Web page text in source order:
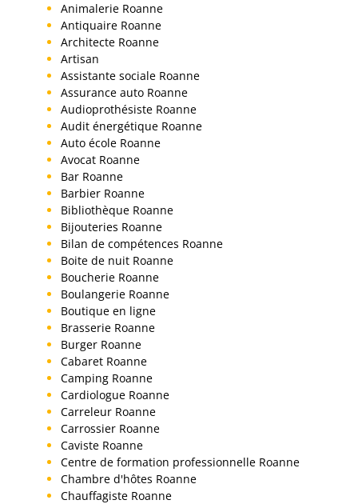
Animalerie Roanne
Antiquaire Roanne
Architecte Roanne
Artisan
Assistante sociale Roanne
Assurance auto Roanne
Audioprothésiste Roanne
Audit énergétique Roanne
Auto école Roanne
Avocat Roanne
Bar Roanne
Barbier Roanne
Bibliothèque Roanne
Bijouteries Roanne
Bilan de compétences Roanne
Boite de nuit Roanne
Boucherie Roanne
Boulangerie Roanne
Boutique en ligne
Brasserie Roanne
Burger Roanne
Cabaret Roanne
Camping Roanne
Cardiologue Roanne
Carreleur Roanne
Carrossier Roanne
Caviste Roanne
Centre de formation professionnelle Roanne
Chambre d'hôtes Roanne
Chauffagiste Roanne